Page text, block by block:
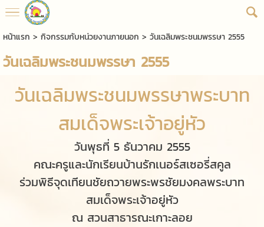
หน้าแรก > กิจกรรมกับหน่วยงานภายนอก > วันเฉลิมพระชนมพรรษา 2555
วันเฉลิมพระชนมพรรษา 2555
วันเฉลิมพระชนมพรรษาพระบาท
สมเด็จพระเจ้าอยู่หัว
วันพุธที่ 5 ธันวาคม 2555
คณะครูและนักเรียนบ้านรักเนอร์สเซอรี่สคูล
ร่วมพิธีจุดเทียนชัยถวายพระพรชัยมงคลพระบาท
สมเด็จพระเจ้าอยู่หัว
ณ สวนสาธารณะเกาะลอย